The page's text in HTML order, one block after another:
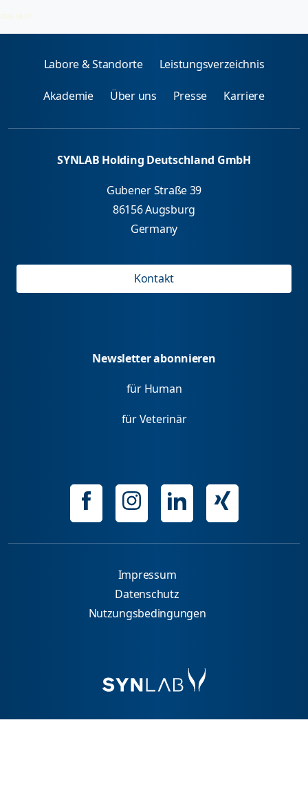
2026-08-07
Labore & Standorte Leistungsverzeichnis
Akademie Über uns Presse Karriere
SYNLAB Holding Deutschland GmbH
Gubener Straße 39
86156 Augsburg
Germany
Kontakt
Newsletter abonnieren
für Human
für Veterinär
Impressum
Datenschutz
Nutzungsbedingungen